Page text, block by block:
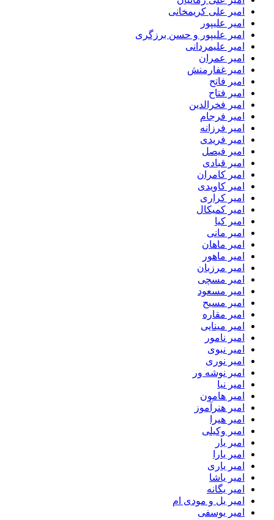
امیر علی کریمخانی
امیر علیپور
امیر علیپور و حسن برزگری
امیر علیمردانی
امیر عمران
امیر غفارمنش
امیر فاتح
امیر فتاح
امیر فخرالدین
امیر فرجام
امیر فرزانه
امیر فریدی
امیر فیصل
امیر قبادی
امیر کامران
امیر کاویدی
امیر کراری
امیر کمیکال
امیر کیا
امیر مانی
امیر ماهان
امیر ماهور
امیر مرزبان
امیر مسچی
امیر مسعود
امیر مسیح
امیر مقاره
امیر مینایی
امیر نامور
امیر نبوی
امیر نوری
امیر نوشه ور
امیر نیا
امیر هامون
امیر هنرآموز
امیر هیرا
امیر وکیلی
امیر یار
امیر یارا
امیر یاری
امیر یاشا
امیر یگانه
امیر یل و مودی ام
امیر یوسفی